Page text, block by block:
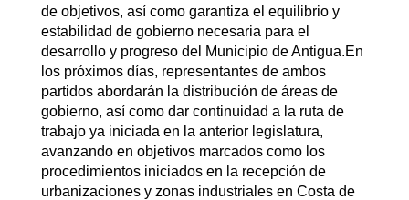
de objetivos, así como garantiza el equilibrio y
estabilidad de gobierno necesaria para el
desarrollo y progreso del Municipio de Antigua.En
los próximos días, representantes de ambos
partidos abordarán la distribución de áreas de
gobierno, así como dar continuidad a la ruta de
trabajo ya iniciada en la anterior legislatura,
avanzando en objetivos marcados como los
procedimientos iniciados en la recepción de
urbanizaciones y zonas industriales en Costa de